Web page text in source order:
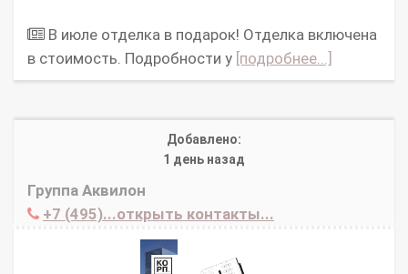
В июле отделка в подарок! Отделка включена
в стоимость. Подробности у [подробнее...]
Добавлено:
1 день назад
Группа Аквилон
+7 (495)...открыть контакты...